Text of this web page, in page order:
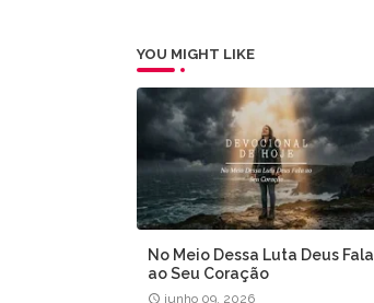
YOU MIGHT LIKE
No Meio Dessa Luta Deus Fala
ao Seu Coração
junho 09, 2026